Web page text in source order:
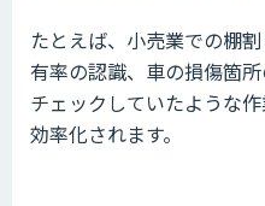
たとえば、小売業での棚
有率の認識、車の損傷箇
チェックしていたような
効率化されます。